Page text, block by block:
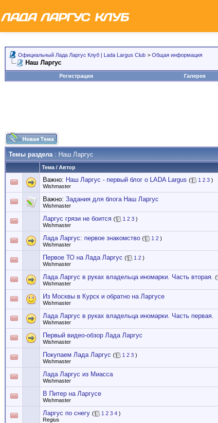
Официальный Лада Ларгус Клуб | Lada Largus Club > Общая информация
Наш Ларгус
Регистрация Галерея
Темы раздела: Наш Ларгус
Тема / Автор
Важно: Наш Ларгус - первый блог о LADA Largus ( 1 2 3 )
Wishmaster
Важно: Задания для блога Наш Ларгус
Wishmaster
Ларгус грязи не боится ( 1 2 3 )
Wishmaster
Лада Ларгус: первое знакомство ( 1 2 )
Wishmaster
Первое ТО на Лада Ларгус ( 1 2 )
Wishmaster
Лада Ларгус в руках владельца иномарки. Часть вторая. (
Wishmaster
Из Москвы в Курск и обратно на Ларгусе
Wishmaster
Лада Ларгус в руках владельца иномарки. Часть первая.
Wishmaster
Первый видео-обзор Лада Ларгус
Wishmaster
Покупаем Лада Ларгус ( 1 2 3 )
Wishmaster
Лада Ларгус из Миасса
Wishmaster
В Питер на Ларгусе
Wishmaster
Ларгус по снегу ( 1 2 3 4 )
Regius